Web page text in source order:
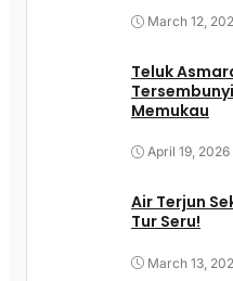
March 12,
Teluk
Memukau
April 19, 2026
Air Terjun
Tur Seru!
March 13,